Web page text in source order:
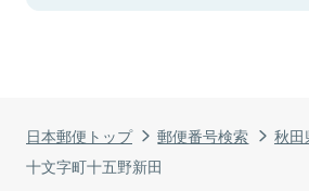
日本郵便トップ 郵便番号検索 秋田
十文字町十五野新田